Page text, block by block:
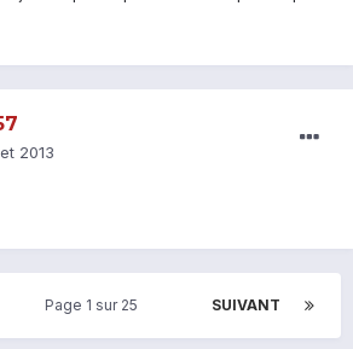
2013
SUIVANT
Page 1 sur 25